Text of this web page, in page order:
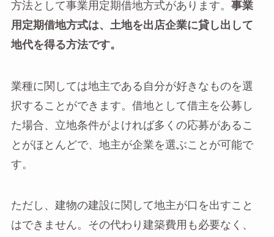
方法として事業用定期借地方式があります。 事業
用定期借地方式は、土地を出店企業に貸し出して
地代を得る方法です。
業種に関しては地主である自分が好きなものを選
択することができます。借地として借主を公募し
た場合、立地条件がよければ多くの応募があるこ
とがほとんどで、地主が企業を選ぶことが可能で
す。
ただし、建物の建設に関して地主が口を出すこと
はできません。その代わり建築費用も必要なく、